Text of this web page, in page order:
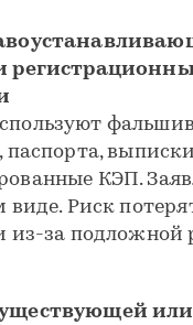
паспорта,
КЭП.
виде. Риск
из-за подложной
или